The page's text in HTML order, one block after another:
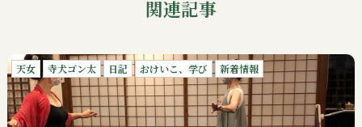
関連記事
天女 寺犬ゴン太 日記 おけいこ、学び 新着情報